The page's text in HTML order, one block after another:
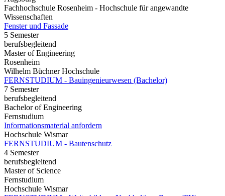
Fachhochschule Rosenheim - Hochschule für angewandte
Wissenschaften
Fenster und Fassade
5 Semester
berufsbegleitend
Master of Engineering
Rosenheim
Wilhelm Büchner Hochschule
FERNSTUDIUM - Bauingenieurwesen (Bachelor)
7 Semester
berufsbegleitend
Bachelor of Engineering
Fernstudium
Informationsmaterial anfordern
Hochschule Wismar
FERNSTUDIUM - Bautenschutz
4 Semester
berufsbegleitend
Master of Science
Fernstudium
Hochschule Wismar